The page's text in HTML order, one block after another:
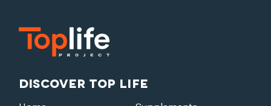
Discover Top Life